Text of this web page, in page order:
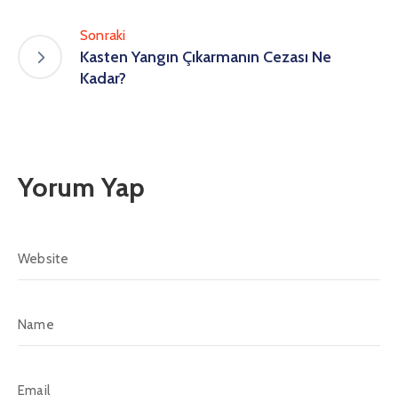
Sonraki
Kasten Yangın Çıkarmanın Cezası Ne
Kadar?
Yorum Yap